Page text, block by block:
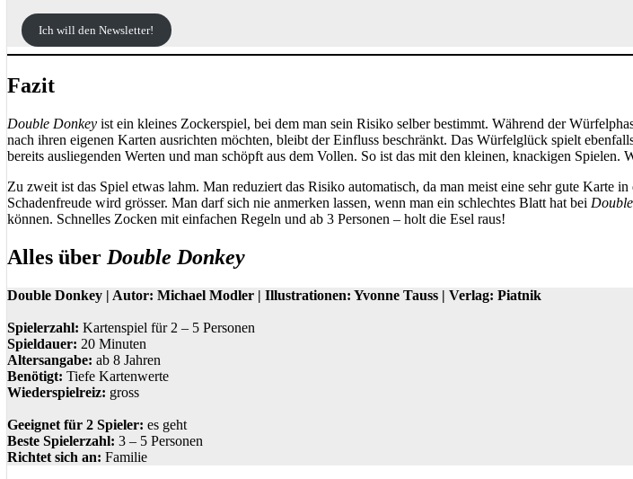
Ich will den Newsletter!
Fazit
Double Donkey ist ein kleines Zockerspiel, bei dem man sein Risiko selber bestimmt. Während der
nach ihren eigenen Karten ausrichten möchten, bleibt der Einfluss beschränkt. Das Würfelglück spielt
bereits ausliegenden Werten und man schöpft aus dem Vollen. So ist das mit den kleinen, knackigen
Zu zweit ist das Spiel etwas lahm. Man reduziert das Risiko automatisch, da man meist eine sehr gute
Schadenfreude wird grösser. Man darf sich nie anmerken lassen, wenn man ein schlechtes Blatt hat bei
können. Schnelles Zocken mit einfachen Regeln und ab 3 Personen – holt die Esel raus!
Alles über Double Donkey
Double Donkey | Autor: Michael Modler | Illustrationen: Yvonne Tauss | Verlag: Piatnik
Spielerzahl: Kartenspiel für 2 – 5 Personen
Spieldauer: 20 Minuten
Altersangabe: ab 8 Jahren
Benötigt: Tiefe Kartenwerte
Wiederspielreiz: gross
Geeignet für 2 Spieler: es geht
Beste Spielerzahl: 3 – 5 Personen
Richtet sich an: Familie